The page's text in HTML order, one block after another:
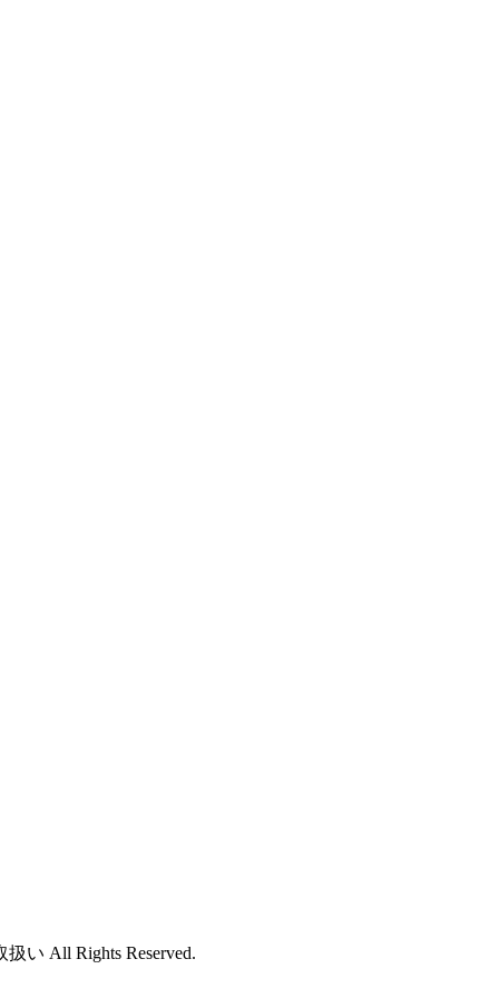
い All Rights Reserved.